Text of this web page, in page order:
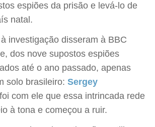
espiões da prisão e levá-lo de
natal.
investigação disseram à BBC
dos nove supostos espiões
até o ano passado, apenas
solo brasileiro: Sergey
com ele que essa intrincada rede
à tona e começou a ruir.